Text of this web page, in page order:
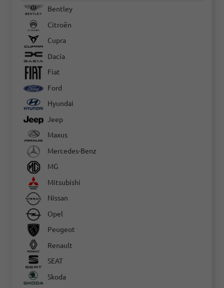
Bentley
Citroën
Cupra
Dacia
Fiat
Ford
Hyundai
Jeep
Maxus
Mercedes-Benz
MG
Mitsubishi
Nissan
Opel
Peugeot
Renault
SEAT
Skoda